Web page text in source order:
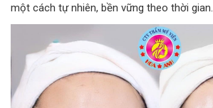
một cách tự nhiên, bền vững theo thời gian.